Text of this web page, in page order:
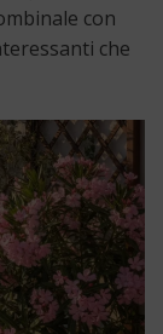
con
che